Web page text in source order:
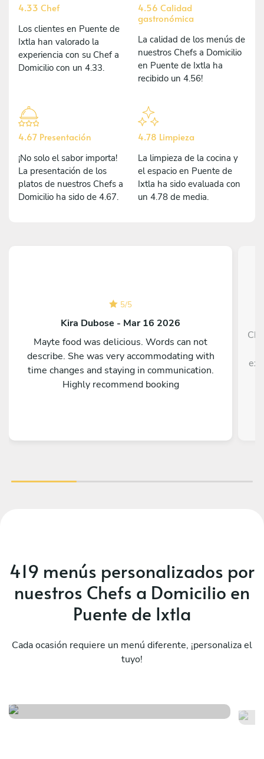
4.33 Chef
Los clientes en Puente de
Ixtla han valorado la
experiencia con su Chef a
Domicilio con un 4.33.
4.56 Calidad
gastronómica
La calidad de los menús de
nuestros Chefs a Domicilio
en Puente de Ixtla ha
recibido un 4.56!
4.67 Presentación
¡No solo el sabor importa!
La presentación de los
platos de nuestros Chefs a
Domicilio ha sido de 4.67.
4.78 Limpieza
La limpieza de la cocina y
el espacio en Puente de
Ixtla ha sido evaluada con
un 4.78 de media.
5/5
Kira Dubose - Mar 16 2026
Mayte food was delicious. Words can not
describe. She was very accommodating with
time changes and staying in communication.
Highly recommend booking
419 menús personalizados por
nuestros Chefs a Domicilio en
Puente de Ixtla
Cada ocasión requiere un menú diferente, ¡personaliza el
tuyo!